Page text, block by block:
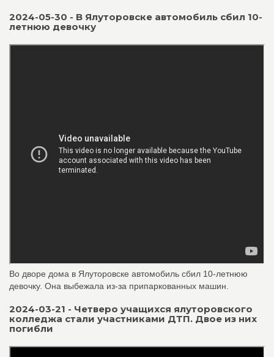
2024-05-30 - В Ялуторовске автомобиль сбил 10-
летнюю девочку
Во дворе дома в Ялуторовске автомобиль сбил 10-летнюю
девочку. Она выбежала из-за припаркованных машин.
2024-03-21 - Четверо учащихся ялуторовского
колледжа стали участниками ДТП. Двое из них
погибли